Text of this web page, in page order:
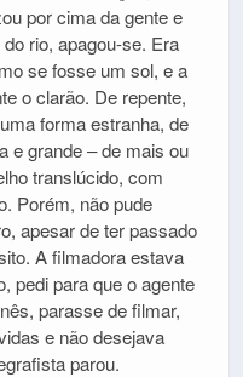
por cima da gente e
rio, apagou-se. Era
se fosse um sol, e a
o clarão. De repente,
forma estranha, de
e grande – de mais ou
translúcido, com
Porém, não pude
apesar de ter passado
A filmadora estava
pedi para que o agente
parasse de filmar,
e não desejava
parou.